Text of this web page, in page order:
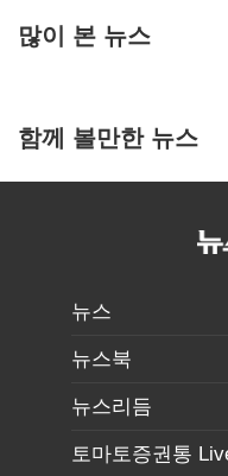
많이 본 뉴스
함께 볼만한 뉴스
뉴스
뉴스북
뉴스리듬
토마토증권통